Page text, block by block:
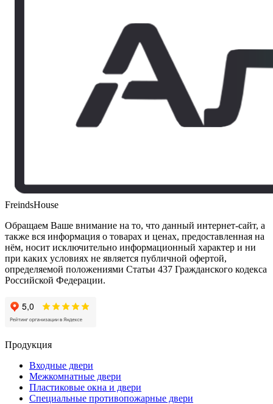
FreindsHouse
Обращаем Ваше внимание на то, что данный интернет-сайт, а
также вся информация о товарах и ценах, предоставленная на
нём, носит исключительно информационный характер и ни
при каких условиях не является публичной офертой,
определяемой положениями Статьи 437 Гражданского кодекса
Российской Федерации.
Продукция
Входные двери
Межкомнатные двери
Пластиковые окна и двери
Специальные противопожарные двери